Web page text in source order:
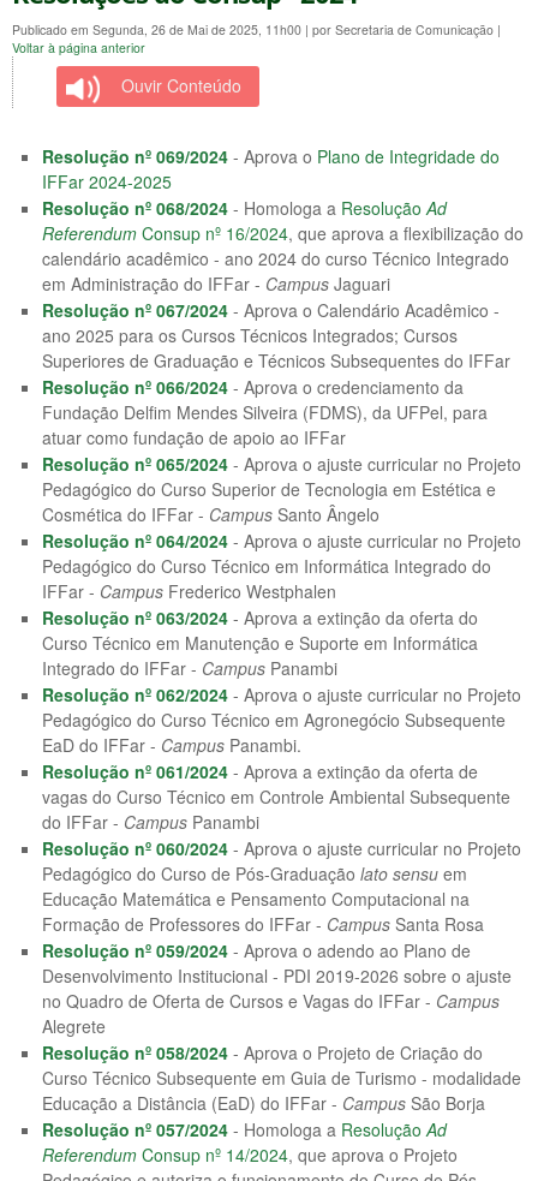
Publicado em Segunda, 26 de Mai de 2025, 11h00 | por Secretaria de Comunicação |
Voltar à página anterior
Ouvir Conteúdo
Resolução nº 069/2024 - Aprova o Plano de Integridade do
IFFar 2024-2025
Resolução nº 068/2024 - Homologa a Resolução Ad
Referendum Consup nº 16/2024, que aprova a flexibilização do
calendário acadêmico - ano 2024 do curso Técnico Integrado
em Administração do IFFar - Campus Jaguari
Resolução nº 067/2024 - Aprova o Calendário Acadêmico -
ano 2025 para os Cursos Técnicos Integrados; Cursos
Superiores de Graduação e Técnicos Subsequentes do IFFar
Resolução nº 066/2024 - Aprova o credenciamento da
Fundação Delfim Mendes Silveira (FDMS), da UFPel, para
atuar como fundação de apoio ao IFFar
Resolução nº 065/2024 - Aprova o ajuste curricular no Projeto
Pedagógico do Curso Superior de Tecnologia em Estética e
Cosmética do IFFar - Campus Santo Ângelo
Resolução nº 064/2024 - Aprova o ajuste curricular no Projeto
Pedagógico do Curso Técnico em Informática Integrado do
IFFar - Campus Frederico Westphalen
Resolução nº 063/2024 - Aprova a extinção da oferta do
Curso Técnico em Manutenção e Suporte em Informática
Integrado do IFFar - Campus Panambi
Resolução nº 062/2024 - Aprova o ajuste curricular no Projeto
Pedagógico do Curso Técnico em Agronegócio Subsequente
EaD do IFFar - Campus Panambi.
Resolução nº 061/2024 - Aprova a extinção da oferta de
vagas do Curso Técnico em Controle Ambiental Subsequente
do IFFar - Campus Panambi
Resolução nº 060/2024 - Aprova o ajuste curricular no Projeto
Pedagógico do Curso de Pós-Graduação lato sensu em
Educação Matemática e Pensamento Computacional na
Formação de Professores do IFFar - Campus Santa Rosa
Resolução nº 059/2024 - Aprova o adendo ao Plano de
Desenvolvimento Institucional - PDI 2019-2026 sobre o ajuste
no Quadro de Oferta de Cursos e Vagas do IFFar - Campus
Alegrete
Resolução nº 058/2024 - Aprova o Projeto de Criação do
Curso Técnico Subsequente em Guia de Turismo - modalidade
Educação a Distância (EaD) do IFFar - Campus São Borja
Resolução nº 057/2024 - Homologa a Resolução Ad
Referendum Consup nº 14/2024, que aprova o Projeto